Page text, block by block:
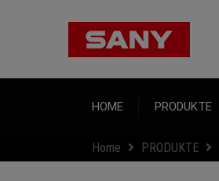
HOME PRODUKTE
Home PRODUKTE